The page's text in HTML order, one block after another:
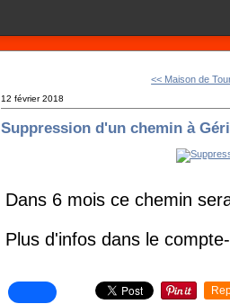
<< Maison de
12 février 2018
Suppression d'un chemin à
Dans 6 mois ce chemin
Plus d'infos dans le